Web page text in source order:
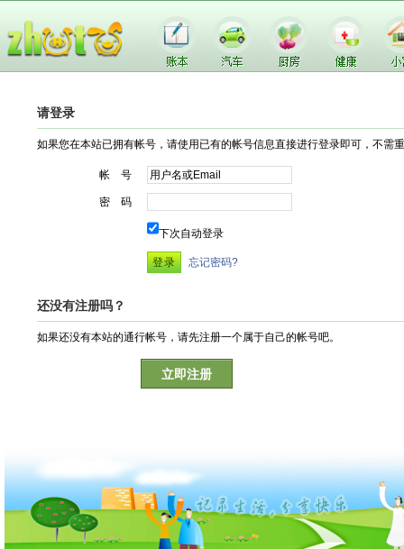
请登录
如果您在本站已拥有帐号，请使用已有的帐号信息直接进行登录即可，不需
帐 号
密 码
下次自动登录
忘记密码?
还没有注册吗？
如果还没有本站的通行帐号，请先注册一个属于自己的帐号吧。
立即注册